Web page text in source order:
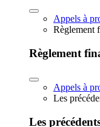
Appels à
Règlement
Règlement
Appels à
Les
Les